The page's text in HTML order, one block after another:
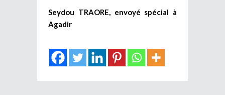
Seydou TRAORE, envoyé spécial à
Agadir